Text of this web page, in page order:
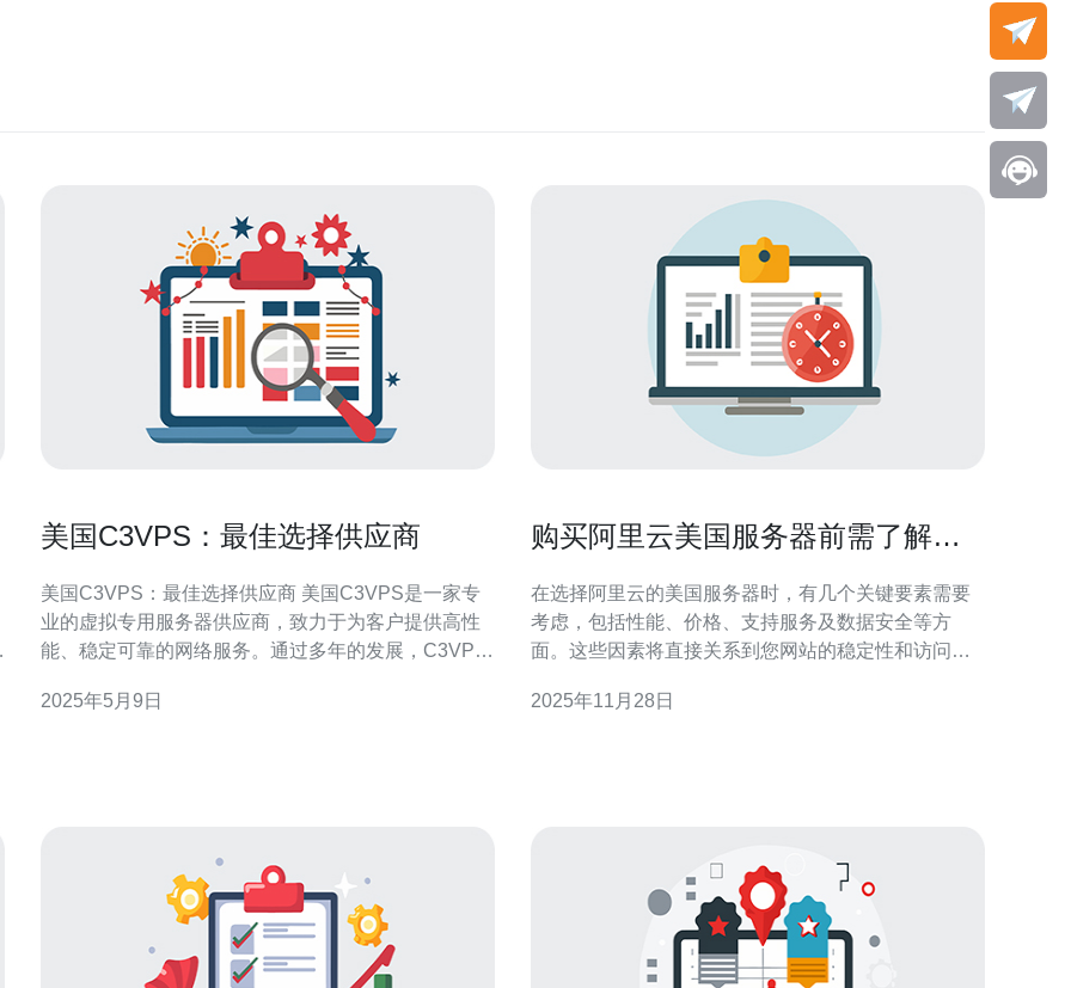
美国C3VPS：最佳选择供应商
美国C3VPS：最佳选择供应商 美国C3VPS是一家专
业的虚拟专用服务器供应商，致力于为客户提供高性
能、稳定可靠的网络服务。通过多年的发展，C3VPS
2025年5月9日
购买阿里云美国服务器前需了解的
在选择阿里云的美国服务器时，有几个关键要素需要
考虑，包括性能、价格、支持服务及数据安全等方
面。这些因素将直接关系到您网站的稳定性和访问速
么选择阿里云的美国服务器？ 阿里云作为全球领先的
2025年11月28日